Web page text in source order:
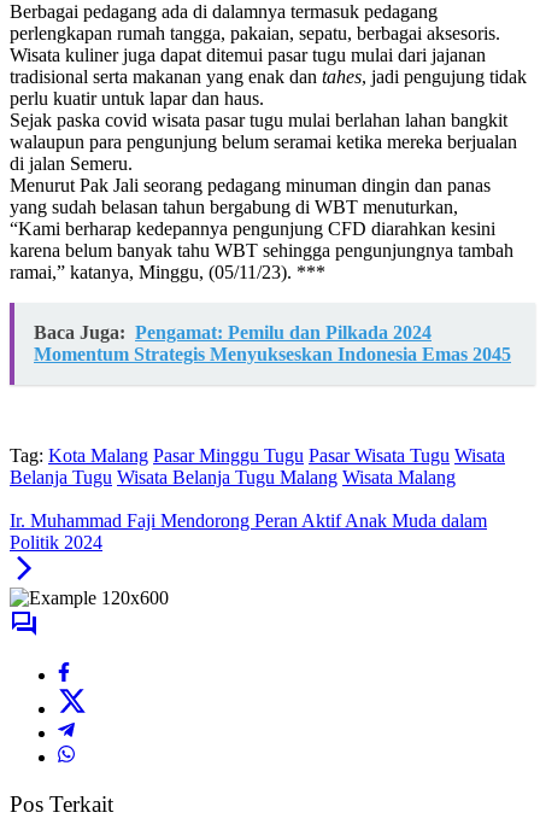
Berbagai pedagang ada di dalamnya termasuk pedagang
perlengkapan rumah tangga, pakaian, sepatu, berbagai aksesoris.
Wisata kuliner juga dapat ditemui pasar tugu mulai dari jajanan
tradisional serta makanan yang enak dan tahes, jadi pengujung tidak
perlu kuatir untuk lapar dan haus.
Sejak paska covid wisata pasar tugu mulai berlahan lahan bangkit
walaupun para pengunjung belum seramai ketika mereka berjualan
di jalan Semeru.
Menurut Pak Jali seorang pedagang minuman dingin dan panas
yang sudah belasan tahun bergabung di WBT menuturkan,
“Kami berharap kedepannya pengunjung CFD diarahkan kesini
karena belum banyak tahu WBT sehingga pengunjungnya tambah
ramai,” katanya, Minggu, (05/11/23). ***
Baca Juga: Pengamat: Pemilu dan Pilkada 2024
Momentum Strategis Menyukseskan Indonesia Emas 2045
Tag: Kota Malang Pasar Minggu Tugu Pasar Wisata Tugu Wisata
Belanja Tugu Wisata Belanja Tugu Malang Wisata Malang
Ir. Muhammad Faji Mendorong Peran Aktif Anak Muda dalam
Politik 2024
Pos Terkait